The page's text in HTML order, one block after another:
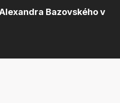
Bazovského v